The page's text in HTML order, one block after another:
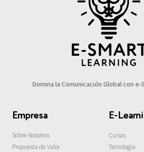
Domina la Comunicación Global con e-
Empresa
Sobre Nosotros
Propuesta de Valor
E-
Cursos
Tecnología